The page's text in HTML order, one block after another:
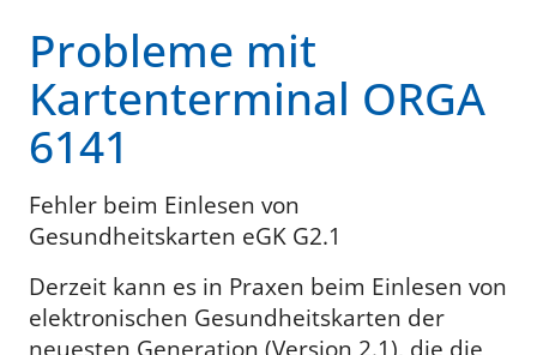
Probleme mit
Kartenterminal ORGA
6141
Fehler beim Einlesen von
Gesundheitskarten eGK G2.1
Derzeit kann es in Praxen beim Einlesen von
elektronischen Gesundheitskarten der